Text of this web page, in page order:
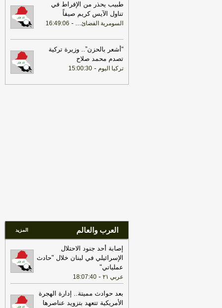
العراق استخدام أراضيه لتهديد دول الجوار-
هذا اليوم
17:40
الزيدي يؤكد لماكرون رفض
العراق استخدام أراضيه لتهديد دول الجوار-
اخبار العراق العاجلة
17:37 فيديو | بين نهرين مع حسن مجيد -
هذا اليوم
17:37 فيديو | الان..-
طبيب يحذر من الإفراط في
تناول الآيس كريم صيفاً
السومرية الفضائ...
-
16:49:06
“أشعر بالحزن”.. وزيرة تركية
تصدم محمد صلاح
تركيا اليوم -
15:00:30
العرب والعالم المزيد
إصابة أحد جنود الاحتلال
الإسرائيلي في لبنان خلال "حادث
عملياتي"
عربي ٢١ -
18:07:40
بعد حوادث مميتة.. إدارة الهجرة
الأمريكية تتعهد بتزويد عناصرها